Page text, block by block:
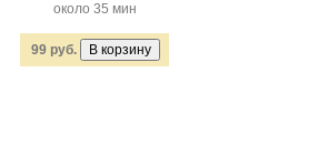
около 35 мин
99 руб.